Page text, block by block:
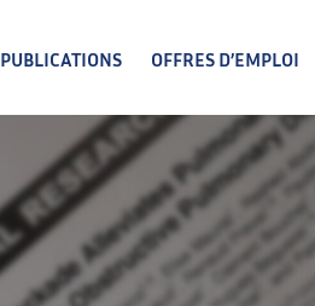
PUBLICATIONS OFFRES D’EMPLOI